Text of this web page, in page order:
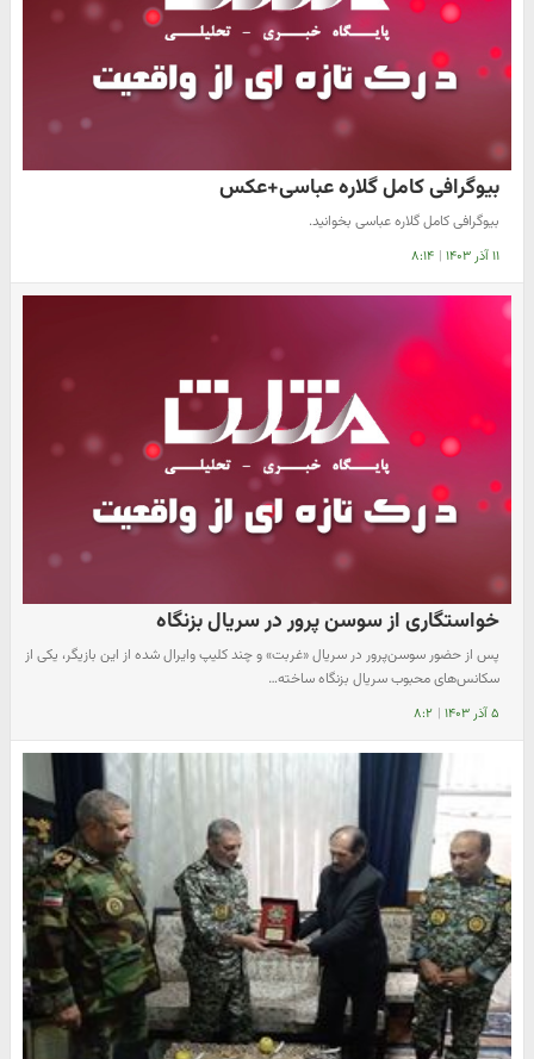
بیوگرافی کامل گلاره عباسی+عکس
بیوگرافی کامل گلاره عباسی بخوانید.
۱۱ آذر ۱۴۰۳ | ۸:۱۴
خواستگاری از سوسن پرور در سریال بزنگاه
پس از حضور سوسن‌پرور در سریال «غربت» و چند کلیپ وایرال شده از این بازیگر، یکی از
سکانس‌های محبوب سریال بزنگاه ساخته…
۵ آذر ۱۴۰۳ | ۸:۲